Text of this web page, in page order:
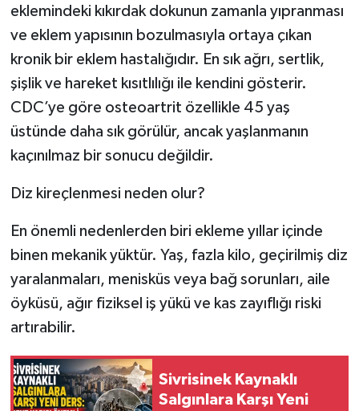
eklemindeki kıkırdak dokunun zamanla yıpranması
ve eklem yapısının bozulmasıyla ortaya çıkan
kronik bir eklem hastalığıdır. En sık ağrı, sertlik,
şişlik ve hareket kısıtlılığı ile kendini gösterir.
CDC’ye göre osteoartrit özellikle 45 yaş
üstünde daha sık görülür, ancak yaşlanmanın
kaçınılmaz bir sonucu değildir.
Diz kireçlenmesi neden olur?
En önemli nedenlerden biri ekleme yıllar içinde
binen mekanik yüktür. Yaş, fazla kilo, geçirilmiş diz
yaralanmaları, menisküs veya bağ sorunları, aile
öyküsü, ağır fiziksel iş yükü ve kas zayıflığı riski
artırabilir.
Sivrisinek Kaynaklı
Salgınlara Karşı Yeni